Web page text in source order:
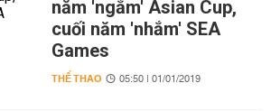
năm 'ngắm' Asian Cup,
cuối năm 'nhắm' SEA
Games
THỂ THAO 05:50 | 01/01/2019